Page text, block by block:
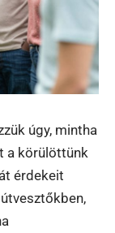
úgy, mintha
a körülöttünk
érdekeit